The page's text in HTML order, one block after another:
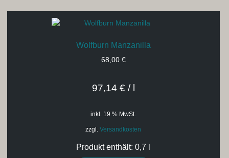
Wolfburn Manzanilla
68,00 €
97,14 €/ l
inkl. 19 % MwSt.
zzgl.Versandkosten
Produkt enthält: 0,7